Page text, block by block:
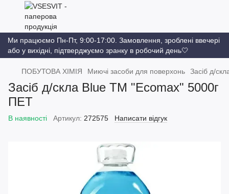
Ми працюємо Пн-Пт, 9:00-17:00. Замовлення, зроблені ввечері
або у вихідні, підтверджуємо зранку в робочий день🤍
ПОБУТОВА ХІМІЯ Миючі засоби для поверхонь Засіб д/
Засіб д/скла Blue ТМ "Ecomax" 5000г
ПЕТ
В наявності Артикул: 272575 Написати відгук